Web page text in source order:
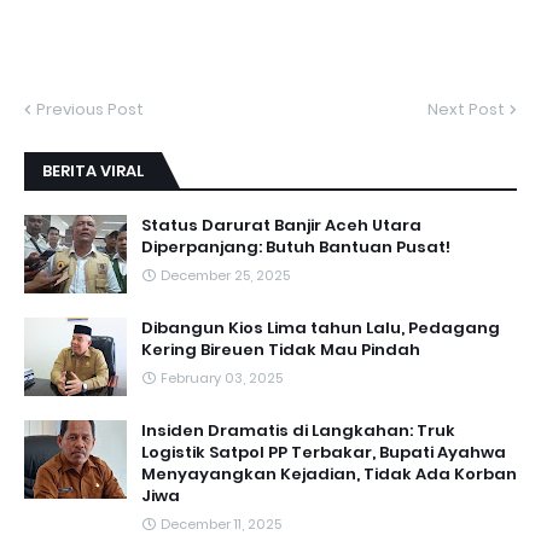
Previous Post Next Post
BERITA VIRAL
Status Darurat Banjir Aceh Utara
Diperpanjang: Butuh Bantuan Pusat!
December 25, 2025
Dibangun Kios Lima tahun Lalu, Pedagang
Kering Bireuen Tidak Mau Pindah
February 03, 2025
Insiden Dramatis di Langkahan: Truk
Logistik Satpol PP Terbakar, Bupati Ayahwa
Menyayangkan Kejadian, Tidak Ada Korban
Jiwa
December 11, 2025